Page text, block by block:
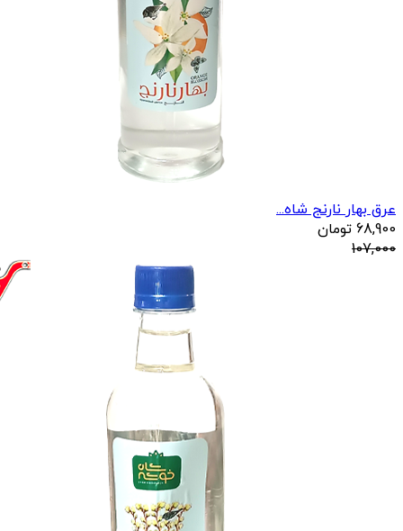
عرق بهار نارنج شاه...
68,900 تومان
107,000